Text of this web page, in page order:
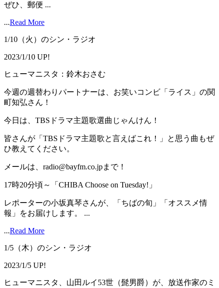
ぜひ、郵便 ...
...Read More
1/10（火）のシン・ラジオ
2023/1/10 UP!
ヒューマニスタ：鈴木おさむ
今週の週替わりパートナーは、お笑いコンビ「ライス」の関
町知弘さん！
今日は、TBSドラマ主題歌選曲じゃんけん！
皆さんが「TBSドラマ主題歌と言えばこれ！」と思う曲もぜ
ひ教えてください。
メールは、radio@bayfm.co.jpまで！
17時20分頃～「CHIBA Choose on Tuesday!」
レポーターの小坂真琴さんが、「ちばの旬」「オススメ情
報」をお届けします。 ...
...Read More
1/5（木）のシン・ラジオ
2023/1/5 UP!
ヒューマニスタ、山田ルイ53世（髭男爵）が、放送作家のミ